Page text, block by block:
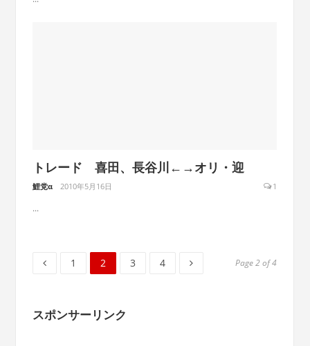
トレード 喜田、長谷川←→オリ・迎
鯉党α 2010年5月16日 1
...
Page
1 Page
2 Page
3 Page
4 Page 2 of 4
スポンサーリンク